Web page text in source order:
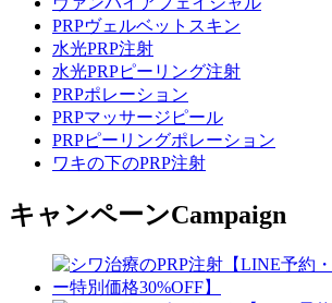
PRPヴェルベットスキン
水光PRP注射
水光PRPピーリング注射
PRPポレーション
PRPマッサージピール
PRPピーリングポレーション
ワキの下のPRP注射
キャンペーンCampaign